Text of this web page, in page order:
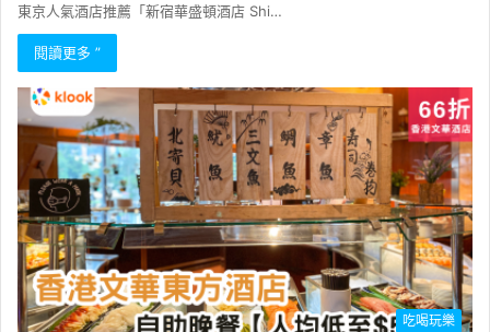
東京人氣酒店推薦「新宿華盛頓酒店 Shi…
閱讀更多 ”
吃喝玩樂